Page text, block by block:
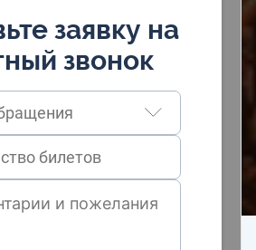
заявку на
звонок